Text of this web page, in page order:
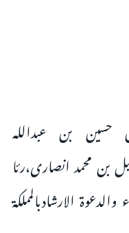
بن حسین بن عبداللہ
بن محمد انصاری،رئا
الارشادبالمملکۃ